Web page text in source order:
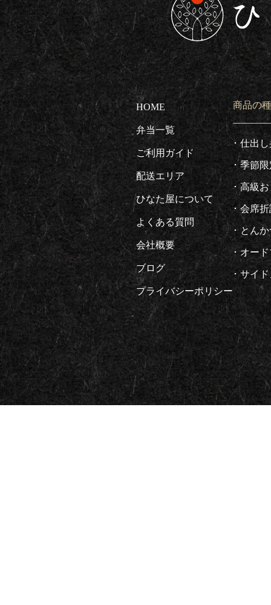
東京都板橋区で仕出
HOME
弁当一覧
ご利用ガイド
配送エリア
ひなた屋について
よくある質問
会社概要
ブログ
プライバシーポリシー
商品の
仕出
季節
高級
会席折
とん
オー
サイ